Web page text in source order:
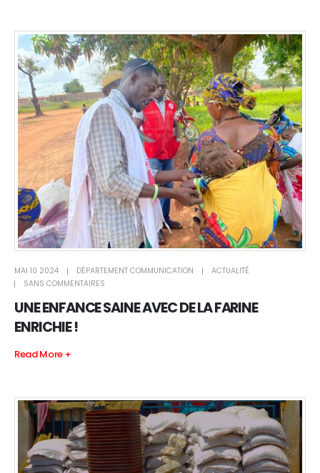
MAI 10 2024 DÉPARTEMENT COMMUNICATION
ACTUALITÉ
SANS COMMENTAIRES
UNE ENFANCE SAINE AVEC DE LA FARINE
ENRICHIE !
Read More +